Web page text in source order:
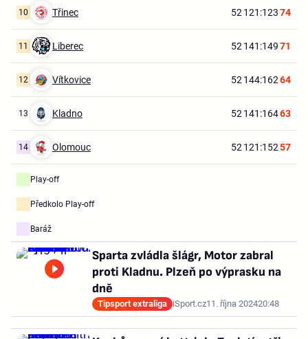
10 Třinec 52 121:12374
11 Liberec 52 141:14971
12 Vítkovice 52 144:16264
13 Kladno 52 141:16463
14 Olomouc 52 121:15257
Play-off
Předkolo Play-off
Baráž
Sparta zvládla šlágr, Motor zabral
proti Kladnu. Plzeň po výprasku na
dně
Tipsport extraliga iSport.cz11. října 202420:48